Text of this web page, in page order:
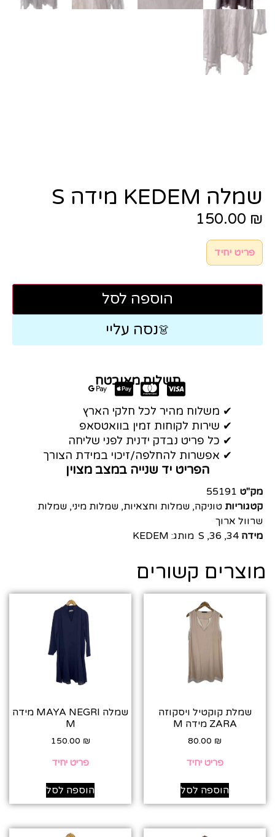
שמלה KEDEM מידה S
150.00 ₪
פריט יחיד
הוספה לסל
👗נסה עליי
תשלום מאובטח
✔ משלוח מהיר לכל חלקי הארץ
✔ שירות לקוחות זמין בוואטסאפ
✔ כל פריט נבדק ידנית לפני שליחה
✔ אפשרות להחלפה/זיכוי במידת הצורך
הפריט יד שנייה במצב מצוין
מק"ט 55191
קטגוריות טוניקה, שמלות וחצאיות, שמלות מיני, שמלות
שרוול ארוך
מידה 34
,
36
,
S מותג: KEDEM
מוצרים קשורים
שמלת קוקטיל ויסקוזה
ZARA מידה M
80.00 ₪
פריט יחיד
הוספה לסל
שמלה MAYA NEGRI מידה
M
150.00 ₪
פריט יחיד
הוספה לסל